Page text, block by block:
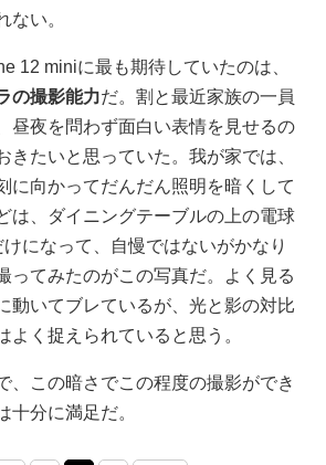
ない。
12 miniに最も期待していたのは、
の撮影能力だ。割と最近家族の一員
昼夜を問わず面白い表情を見せるの
きたいと思っていた。我が家では、
に向かってだんだん照明を暗くして
は、ダイニングテーブルの上の電球
になって、自慢ではないがかなり
ってみたのがこの写真だ。よく見る
動いてブレているが、光と影の対比
よく捉えられていると思う。
この暗さでこの程度の撮影ができ
十分に満足だ。